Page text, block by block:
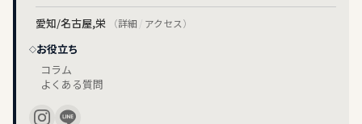
愛知/名古屋,栄 （詳細 / アクセス）
お役立ち
コラム
よくある質問